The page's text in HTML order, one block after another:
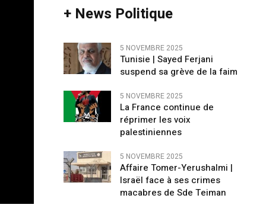
+ News Politique
5 NOVEMBRE 2025
Tunisie | Sayed Ferjani
suspend sa grève de la faim
5 NOVEMBRE 2025
La France continue de
réprimer les voix
palestiniennes
5 NOVEMBRE 2025
Affaire Tomer-Yerushalmi |
Israël face à ses crimes
macabres de Sde Teiman